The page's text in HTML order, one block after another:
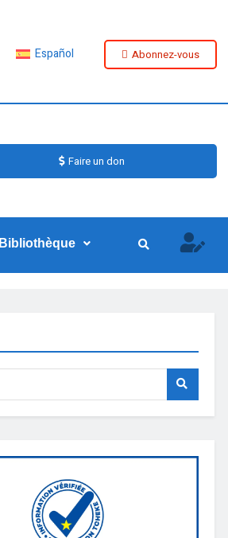
Español Abonnez-vous
Faire un don
Bibliothèque